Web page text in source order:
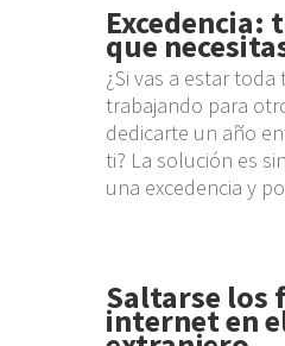
Excedencia:
que
¿Si vas a estar toda
trabajando para
dedicarte un año
ti? La solución es
una excedencia y
Saltarse los
internet en